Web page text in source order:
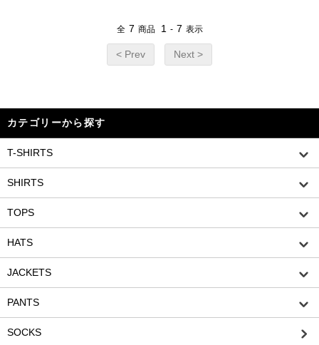
全 7 商品 1 - 7 表示
< Prev Next >
カテゴリーから探す
T-SHIRTS
SHIRTS
TOPS
HATS
JACKETS
PANTS
SOCKS